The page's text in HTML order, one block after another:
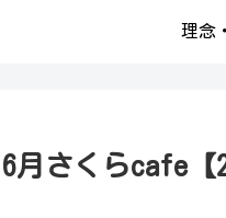
理念
月さくらcafe【